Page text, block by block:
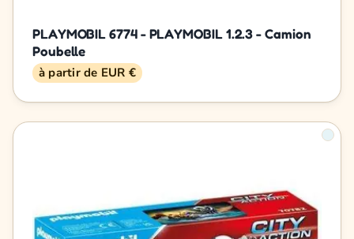
PLAYMOBIL 6774 - PLAYMOBIL 1.2.3 - Camion
Poubelle
à partir de EUR €